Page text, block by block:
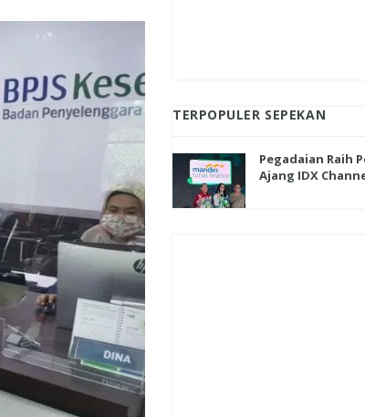
TERPOPULER SEPEKAN
Pegadaian Raih
Ajang IDX